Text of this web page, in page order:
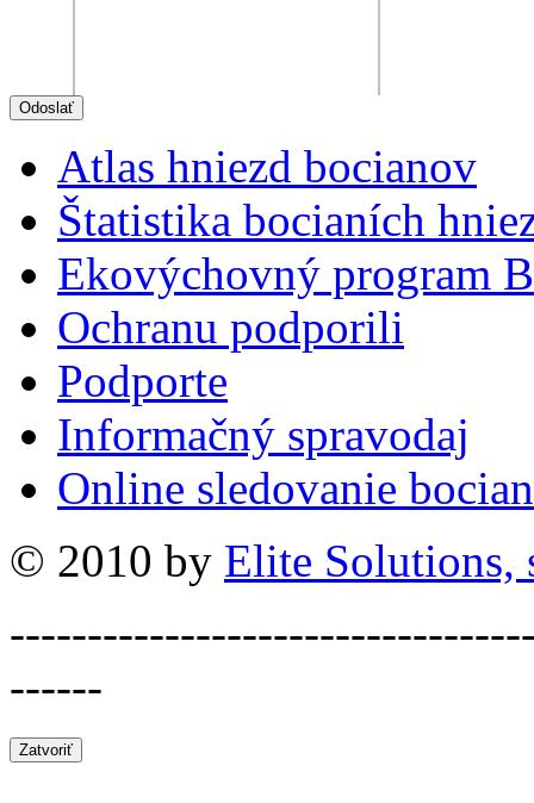
Atlas hniezd bocianov
Štatistika bocianích
Ekovýchovný program
Ochranu podporili
Podporte
Informačný spravodaj
Online sledovanie
© 2010 by Elite Solutions,
------